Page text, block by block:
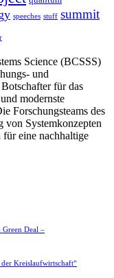
speeches stuff summit
Science (BCSSS)
und
für das
modernste
Forschungsteams des
von Systemkonzepten
eine nachhaltige
Deal –
Kreislaufwirtschaft“